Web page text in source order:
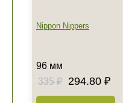
Nippon Nippers
96 мм
335 ₽
294.80 ₽